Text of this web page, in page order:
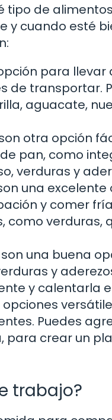
tipo de
y cuando esté
para llevar
de transportar.
aguacate,
otra opción
pan, como
verduras y
una
y comer
verduras,
una buena
y
y calentarla
Puedes
para crear un
trabajo?